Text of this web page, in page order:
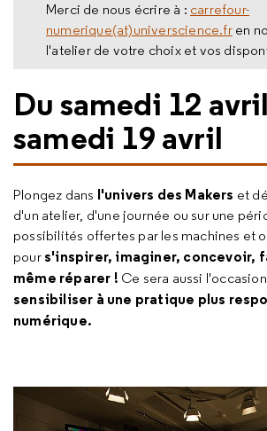
Merci de nous écrire à : carrefour-
numerique(at)universcience.fren
l'atelier de votre choix et vos
Du samedi 12
samedi 19 avril
Plongez dans l'univers des Makers et
d'un atelier, d'une journée ou sur une
possibilités offertes par les machines et
pour s'inspirer, imaginer, concevoir,
même réparer ! Ce sera aussi
sensibiliser à une pratique plus
numérique.